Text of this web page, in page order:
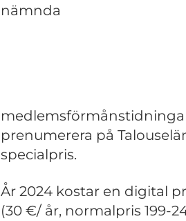
nämnda
prenumerera på
specialpris.
År 2024 kostar en digital
(30 €/ år, normalpris 199-